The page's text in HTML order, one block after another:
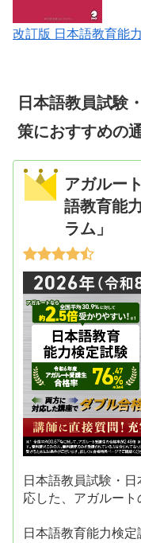
改訂版 日本語教育能
日本語教員試験
策におすすめの
アガルー
語教育能
ラム」
日本語教員試験・
応した、アガルート
日本語教育能力検